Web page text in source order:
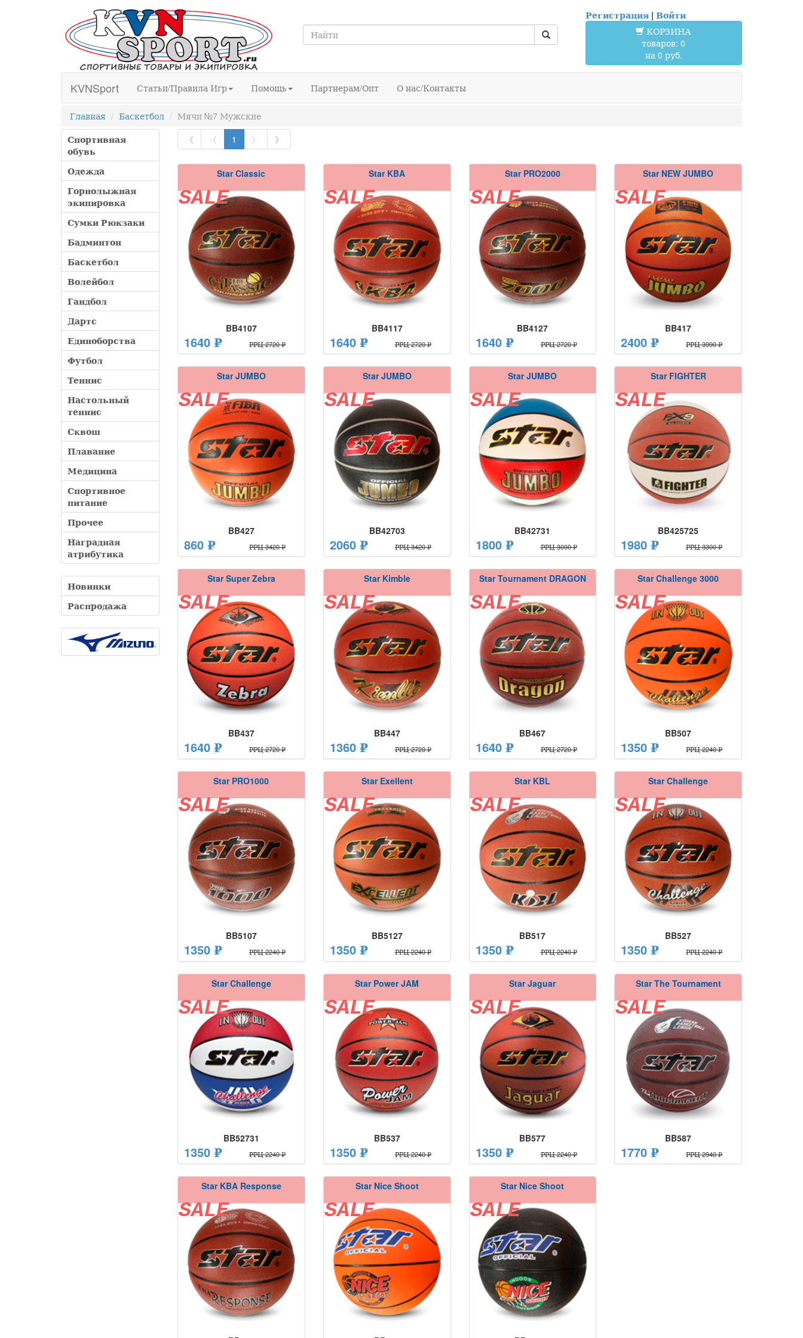
Регистрация| Войти
КОРЗИНА
товаров: 0
на 0 руб.
KVNSport Статьи/Правила Игр Помощь Партнерам/Опт О нас/Контакты
Главная Баскетбол
Мячи №7 Мужские
Спортивная
обувь
Одежда
Горнолыжная
экипировка
Сумки Рюкзаки
Бадминтон
Баскетбол
Волейбол
Гандбол
Дартс
Единоборства
Футбол
Теннис
Настольный
теннис
Сквош
Плавание
Медицина
Спортивное
питание
Прочее
Наградная
атрибутика
Новинки
Распродажа
《 〈 1 〉 》
Star Classic
SALE
BB4107
1640 ₽ РРЦ 2720 ₽
Star KBA
SALE
BB4117
1640 ₽ РРЦ 2720 ₽
Star PRO2000
SALE
BB4127
1640 ₽ РРЦ 2720 ₽
Star NEW JUMBO
SALE
BB417
2400 ₽ РРЦ 3990 ₽
Star JUMBO
SALE
BB427
860 ₽ РРЦ 3420 ₽
Star JUMBO
SALE
BB42703
2060 ₽ РРЦ 3420 ₽
Star JUMBO
SALE
BB42731
1800 ₽ РРЦ 3000 ₽
Star FIGHTER
SALE
BB425725
1980 ₽ РРЦ 3300 ₽
Star Super Zebra
SALE
BB437
1640 ₽ РРЦ 2720 ₽
Star Kimble
SALE
BB447
1360 ₽ РРЦ 2720 ₽
Star Tournament DRAGON
SALE
BB467
1640 ₽ РРЦ 2720 ₽
Star Challenge 3000
SALE
BB507
1350 ₽ РРЦ 2240 ₽
Star PRO1000
SALE
BB5107
1350 ₽ РРЦ 2240 ₽
Star Exellent
SALE
BB5127
1350 ₽ РРЦ 2240 ₽
Star KBL
SALE
BB517
1350 ₽ РРЦ 2240 ₽
Star Challenge
SALE
BB527
1350 ₽ РРЦ 2240 ₽
Star Challenge
SALE
BB52731
1350 ₽ РРЦ 2240 ₽
Star Power JAM
SALE
BB537
1350 ₽ РРЦ 2240 ₽
Star Jaguar
SALE
BB577
1350 ₽ РРЦ 2240 ₽
Star The Tournament
SALE
BB587
1770 ₽ РРЦ 2940 ₽
Star KBA Response
SALE
Star Nice Shoot
SALE
Star Nice Shoot
SALE